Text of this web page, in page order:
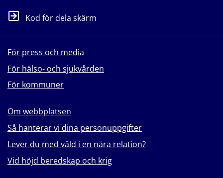
Kod för dela skärm
För press och media
För hälso- och sjukvården
För kommuner
Om webbplatsen
Så hanterar vi dina personuppgifter
Lever du med våld i en nära relation?
Vid höjd beredskap och krig